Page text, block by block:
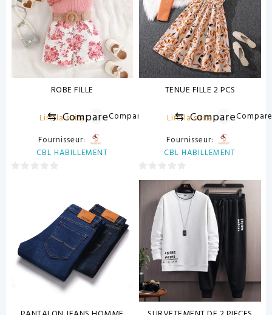
ROBE FILLE
Lire la suite
⇆ CompareCompare
Fournisseur:
CBL HABILLEMENT
TENUE FILLE 2 PCS
Lire la suite
⇆ Compare
Fournisseur:
CBL HABILLEMENT
0